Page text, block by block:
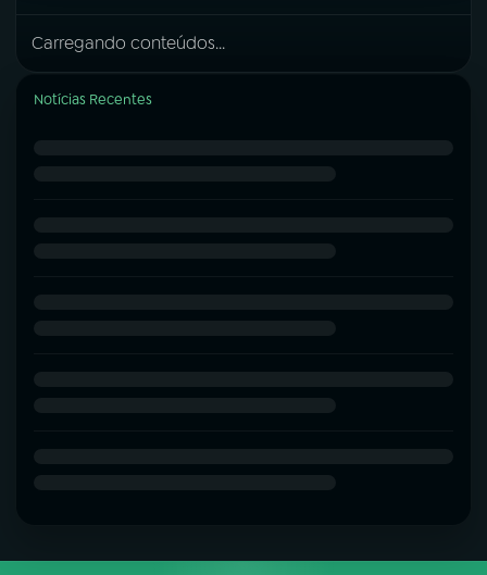
Carregando conteúdos...
Notícias Recentes